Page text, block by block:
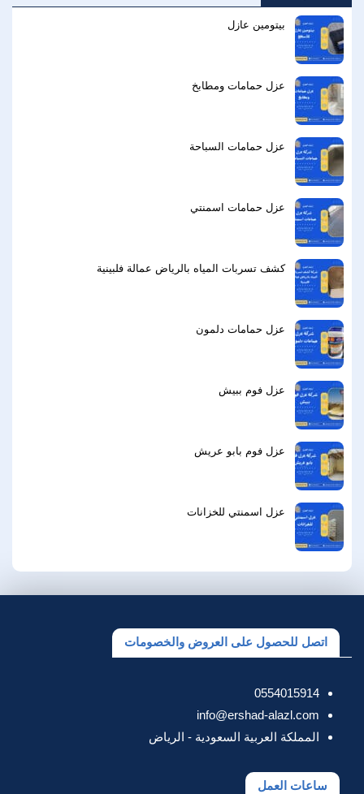
بيتومين عازل
عزل حمامات ومطابخ
عزل حمامات السباحة
عزل حمامات اسمنتي
كشف تسربات المياه بالرياض عمالة فلبينية
عزل حمامات دلمون
عزل فوم ببيش
عزل فوم بابو عريش
عزل اسمنتي للخزانات
اتصل للحصول على العروض والخصومات
0554015914
info@ershad-alazl.com
المملكة العربية السعودية - الرياض
ساعات العمل